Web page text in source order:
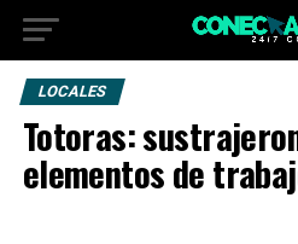
LOCALES
Totoras:
elementos de